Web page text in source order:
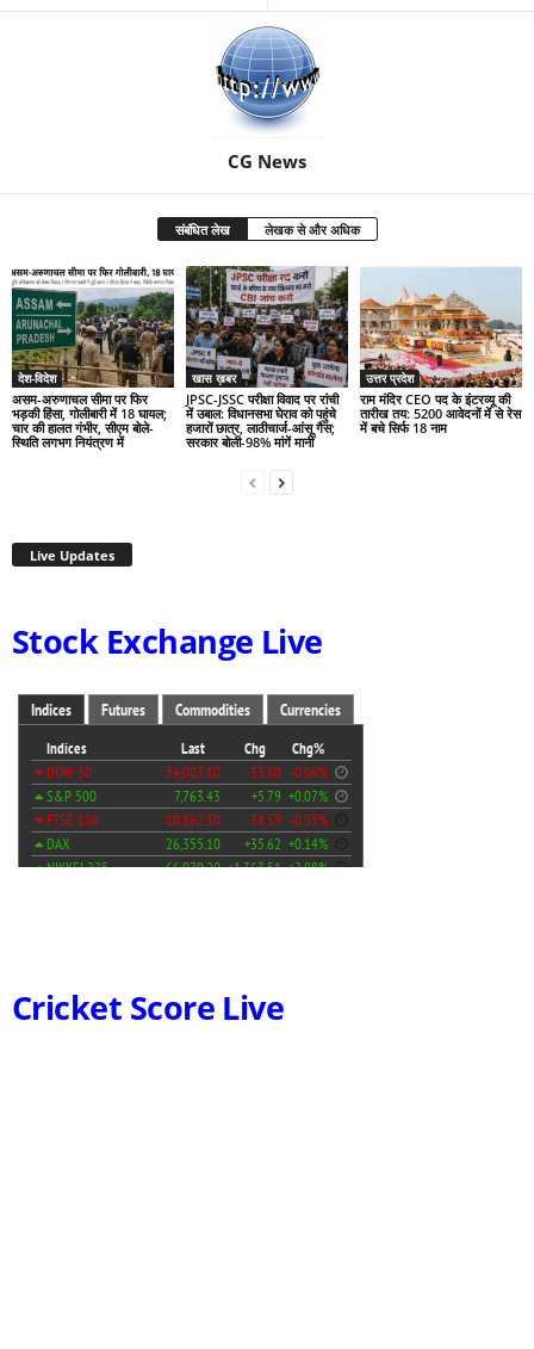
CG News
संबंधित लेख लेखक से और अधिक
देश-विदेश
असम-अरुणाचल सीमा पर फिर
भड़की हिंसा, गोलीबारी में 18 घायल;
चार की हालत गंभीर, सीएम बोले-
स्थिति लगभग नियंत्रण में
खास ख़बर
JPSC-JSSC परीक्षा विवाद पर रांची
में उबाल: विधानसभा घेराव को पहुंचे
हजारों छात्र, लाठीचार्ज-आंसू गैस;
सरकार बोली-98% मांगें मानीं
उत्तर प्रदेश
राम मंदिर CEO पद के इंटरव्यू की
तारीख तय: 5200 आवेदनों में से रेस
में बचे सिर्फ 18 नाम
Live Updates
Stock Exchange Live
Cricket Score Live